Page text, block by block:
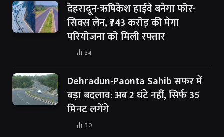
देहरादून-ऋषिकेश हाईवे बनेगा फोर-
सिक्स लेन, ₹743 करोड़ की मेगा
परियोजना को मिली रफ्तार
34
Dehradun-Paonta Sahib सफर में
बड़ा बदलाव: अब 2 घंटे नहीं, सिर्फ 35
मिनट लगेंगे
30